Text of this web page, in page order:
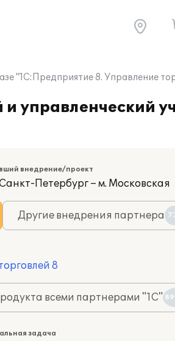
"1С:Предприятие 8. Управление
управленческий
внедрение/проект
Петербург – м. Московская
Другие внедрения партнера
8
всеми партнерами "1С"
задача